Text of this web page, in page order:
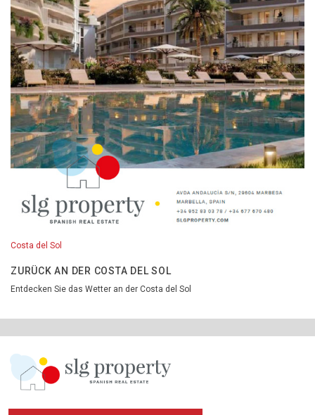
Costa del Sol
ZURÜCK AN DER COSTA DEL SOL
Entdecken Sie das Wetter an der Costa del Sol